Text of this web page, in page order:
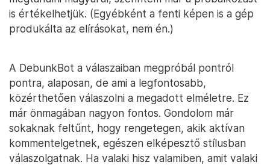
is értékelhetjük. (Egyébként a fenti képen is a gép
produkálta az elírásokat, nem én.)
A DebunkBot a válaszaiban megpróbál pontról
pontra, alaposan, de ami a legfontosabb,
közérthetően válaszolni a megadott elméletre. Ez
már önmagában nagyon fontos. Gondolom már
sokaknak feltűnt, hogy rengetegen, akik aktívan
kommentelgetnek, egészen elképesztő stílusban
válaszolgatnak. Ha valaki hisz valamiben, amit valaki